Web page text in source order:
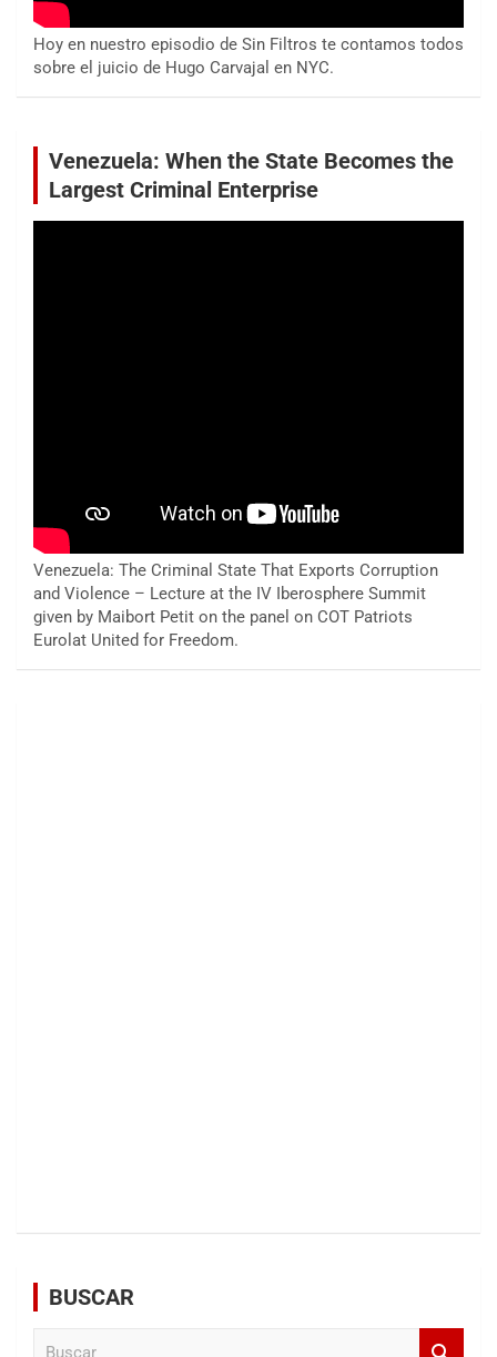
Hoy en nuestro episodio de Sin Filtros te contamos todos
sobre el juicio de Hugo Carvajal en NYC.
Venezuela: When the State Becomes the
Largest Criminal Enterprise
Venezuela: The Criminal State That Exports Corruption
and Violence – Lecture at the IV Iberosphere Summit
given by Maibort Petit on the panel on COT Patriots
Eurolat United for Freedom.
BUSCAR